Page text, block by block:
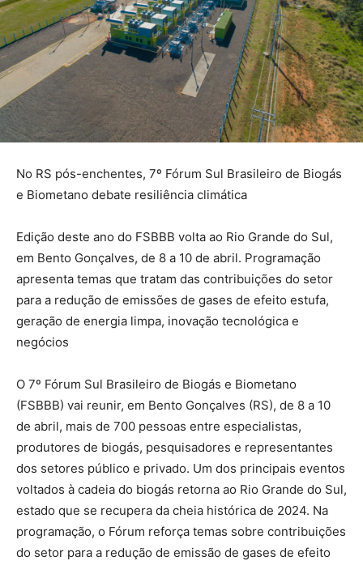
No RS pós-enchentes, 7º Fórum Sul Brasileiro de Biogás
e Biometano debate resiliência climática
Edição deste ano do FSBBB volta ao Rio Grande do Sul,
em Bento Gonçalves, de 8 a 10 de abril. Programação
apresenta temas que tratam das contribuições do setor
para a redução de emissões de gases de efeito estufa,
geração de energia limpa, inovação tecnológica e
negócios
O 7º Fórum Sul Brasileiro de Biogás e Biometano
(FSBBB) vai reunir, em Bento Gonçalves (RS), de 8 a 10
de abril, mais de 700 pessoas entre especialistas,
produtores de biogás, pesquisadores e representantes
dos setores público e privado. Um dos principais eventos
voltados à cadeia do biogás retorna ao Rio Grande do Sul,
estado que se recupera da cheia histórica de 2024. Na
programação, o Fórum reforça temas sobre contribuições
do setor para a redução de emissão de gases de efeito